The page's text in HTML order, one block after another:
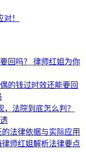
！
回吗？ 律师红姐为你
的钱过时效还能要回
法院到底怎么判？
法律依据与实际应用
律师红姐解析法律要点